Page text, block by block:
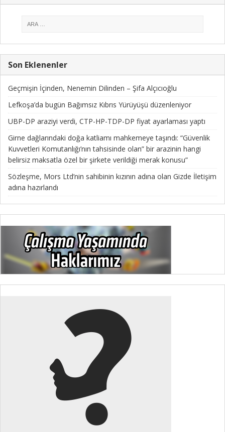
Son Eklenenler
Geçmişin İçinden, Nenemin Dilinden – Şifa Alçıcıoğlu
Lefkoşa’da bugün Bağımsız Kıbrıs Yürüyüşü düzenleniyor
UBP-DP araziyi verdi, CTP-HP-TDP-DP fiyat ayarlaması yaptı
Girne dağlarındaki doğa katliamı mahkemeye taşındı: “Güvenlik
Kuvvetleri Komutanlığı’nın tahsisinde olan” bir arazinin hangi
belirsiz maksatla özel bir şirkete verildiği merak konusu”
Sözleşme, Mors Ltd’nin sahibinin kızının adına olan Gizde İletişim
adına hazırlandı